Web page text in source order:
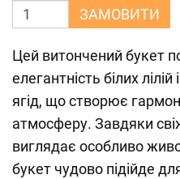
ЗАМОВИТИ
Цей витончений букет
елегантність білих
ягід, що створює
атмосферу. Завдяки
виглядає особливо
букет чудово підійде